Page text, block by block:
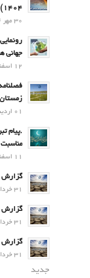
۱۴۰۴)...
30 مهر 1404 - 2:23 ب.ظ
جهانی
12 اسفند 1402 - 2:43 ب.ظ
زمستان۱۴۰۳...
01 اردیبهشت 1404 - 9:02 ق.ظ
.پيام
11 اسفند 1403 - 10:26 ق.ظ
گزارش
31 خرداد 1400 - 1:44 ب.ظ
گزارش
31 خرداد 1400 - 1:40 ب.ظ
گزارش
31 خرداد 1400 - 1:24 ب.ظ
جدید